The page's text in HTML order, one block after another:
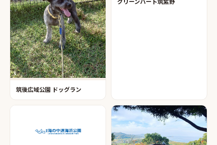
筑後広域公園 ドッグラン